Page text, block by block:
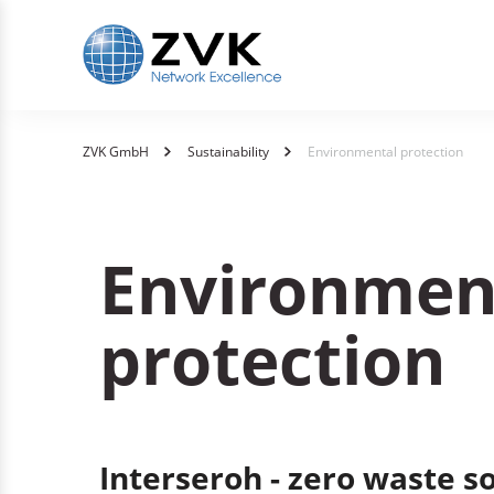
You
ZVK GmbH Sustainability Environmental protection
protection
Interseroh - zero waste